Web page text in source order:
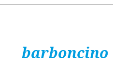
barboncino